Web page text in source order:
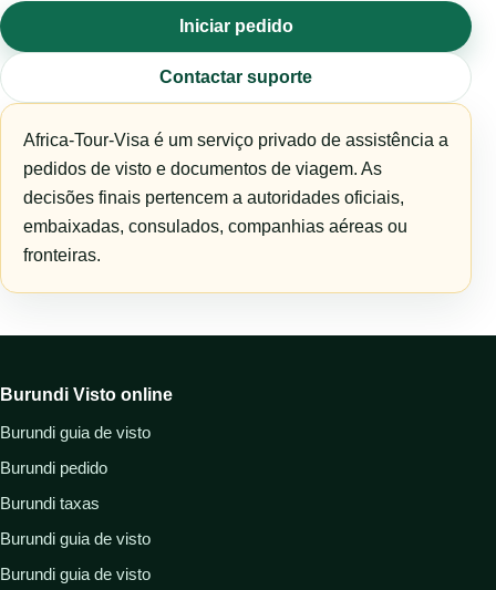
Iniciar pedido
Contactar suporte
Africa-Tour-Visa é um serviço privado de assistência a
pedidos de visto e documentos de viagem. As
decisões finais pertencem a autoridades oficiais,
embaixadas, consulados, companhias aéreas ou
fronteiras.
Burundi Visto online
Burundi guia de visto
Burundi pedido
Burundi taxas
Burundi guia de visto
Burundi guia de visto